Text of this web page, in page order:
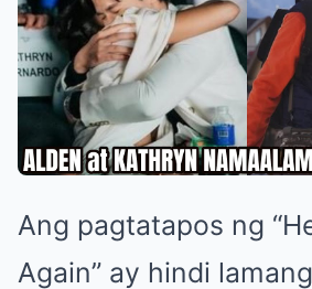
Ang pagtatapos ng
Again” ay hindi